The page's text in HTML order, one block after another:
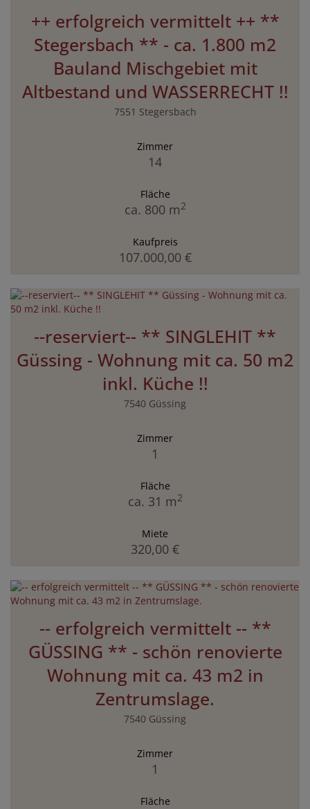
++ erfolgreich vermittelt ++ **
Stegersbach ** - ca. 1.800 m2
Bauland Mischgebiet mit
Altbestand und WASSERRECHT !!
7551 Stegersbach
Zimmer
14
Fläche
ca. 800 m2
Kaufpreis
107.000,00 €
--reserviert-- ** SINGLEHIT **
Güssing - Wohnung mit ca. 50 m2
inkl. Küche !!
7540 Güssing
Zimmer
1
Fläche
ca. 31 m2
Miete
320,00 €
-- erfolgreich vermittelt -- **
GÜSSING ** - schön renovierte
Wohnung mit ca. 43 m2 in
Zentrumslage.
7540 Güssing
Zimmer
1
Fläche